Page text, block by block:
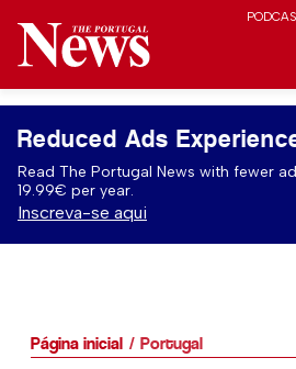
Reduced Ads
Read The Portugal News with fewer
19.99€ per year.
Inscreva-se aqui
Página inicial Portugal